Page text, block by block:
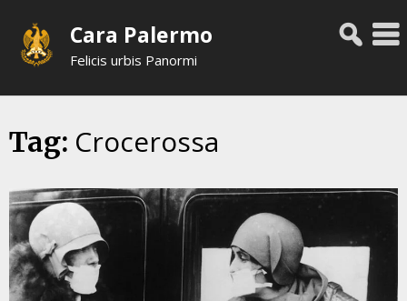
content
Cara Palermo
Felicis urbis Panormi
Tag: Crocerossa